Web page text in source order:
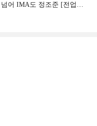
어 IMA도 정조준 [전업계